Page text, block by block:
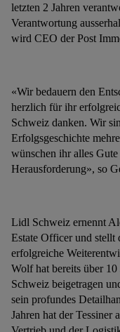
letzten 2 Jahren
Verantwortung
wird CEO der Post
«Wir bedauern den
herzlich für ihr
Schweiz danken. Wir
Erfolgsgeschichte
wünschen ihr alles
Herausforderung», so
Lidl Schweiz ernennt
Estate Officer und stellt
erfolgreiche
Wolf hat bereits über
Schweiz beigetragen
sein profundes
Jahren hat der Tessiner